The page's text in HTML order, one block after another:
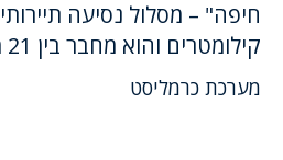
קילומטרים והוא מחבר בין 21 מצפורים על רכס
מערכת כרמליסט